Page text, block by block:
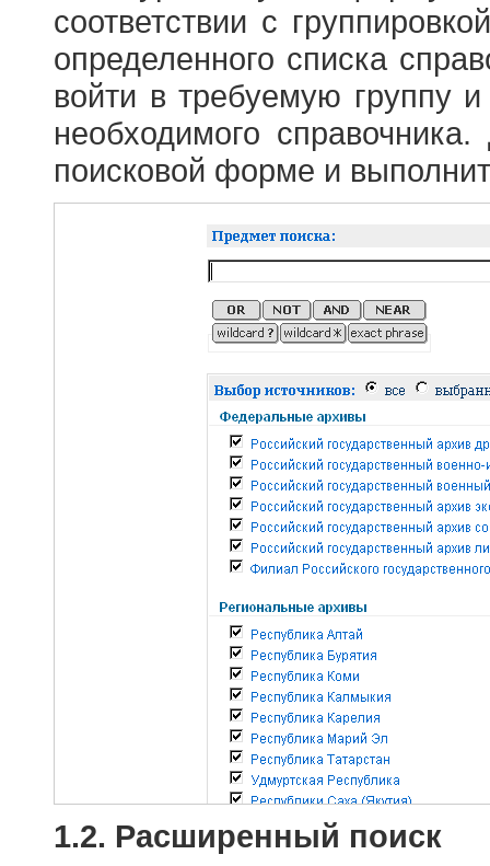
соответствии с
определенного списка
войти в требуемую группу и
необходимого
поисковой форме и
1.2. Расширенный поиск